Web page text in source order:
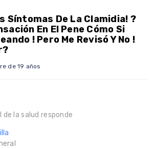
Síntomas De La Clamidia! ?
En El Pene Cómo Si
! Pero Me Revisó Y No !
de 19 años
la salud responde